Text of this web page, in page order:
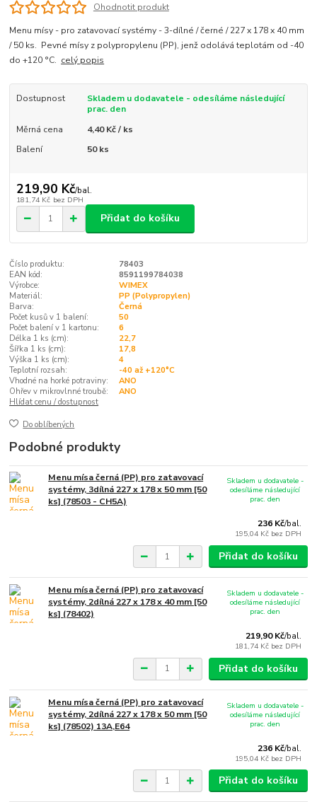
Ohodnotit produkt
Menu mísy - pro zatavovací systémy - 3-dílné / černé / 227 x 178 x 40 mm
/ 50 ks. Pevné mísy z polypropylenu (PP), jenž odolává teplotám od -40
do +120 °C. celý popis
Dostupnost
Skladem u dodavatele - odesíláme následující
prac. den
Měrná cena
4,40 Kč / ks
Balení
50 ks
219,90 Kč/bal.
181,74 Kč bez DPH
Přidat do košíku
Číslo produktu:
78403
EAN kód:
8591199784038
Výrobce:
WIMEX
Materiál:
PP (Polypropylen)
Barva:
Černá
Počet kusů v 1 balení:
50
Počet balení v 1 kartonu:
6
Délka 1 ks (cm):
22,7
Šířka 1 ks (cm):
17,8
Výška 1 ks (cm):
4
Teplotní rozsah:
-40 až +120°C
Vhodné na horké potraviny:
ANO
Ohřev v mikrovlnné troubě:
ANO
Hlídat cenu / dostupnost
Do oblíbených
Podobné produkty
Menu mísa černá (PP) pro zatavovací
systémy, 3dílná 227 x 178 x 50 mm [50
ks] (78503 - CH5A)
236 Kč/bal.
195,04 Kč bez DPH
Skladem u dodavatele -
odesíláme následující
prac. den
Přidat do košíku
Menu mísa černá (PP) pro zatavovací
systémy, 2dílná 227 x 178 x 40 mm [50
ks] (78402)
219,90 Kč/bal.
181,74 Kč bez DPH
Skladem u dodavatele -
odesíláme následující
prac. den
Přidat do košíku
Menu mísa černá (PP) pro zatavovací
systémy, 2dílná 227 x 178 x 50 mm [50
ks] (78502) 13A,E64
236 Kč/bal.
195,04 Kč bez DPH
Skladem u dodavatele -
odesíláme následující
prac. den
Přidat do košíku